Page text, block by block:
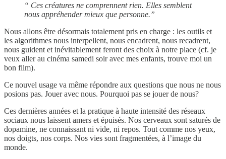
“ Ces créatures ne comprennent rien. Elles semblent
nous appréhender mieux que personne.”
Nous allons être désormais totalement pris en charge : les outils et
les algorithmes nous interpellent, nous encadrent, nous recadrent,
nous guident et inévitablement feront des choix à notre place (cf. je
veux aller au cinéma samedi soir avec mes enfants, trouve moi un
bon film).
Ce nouvel usage va même répondre aux questions que nous ne nous
posions pas. Jouer avec nous. Pourquoi pas se jouer de nous?
Ces dernières années et la pratique à haute intensité des réseaux
sociaux nous laissent amers et épuisés. Nos cerveaux sont saturés de
dopamine, ne connaissant ni vide, ni repos. Tout comme nos yeux,
nos doigts, nos corps. Nos vies sont fragmentées, à l’image du
monde.